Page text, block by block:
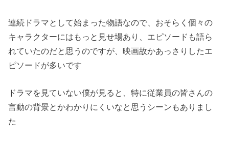
連続ドラマとして始まった物語なので、おそらく個々の
キャラクターにはもっと見せ場あり、エピソードも語ら
れていたのだと思うのですが、映画故かあっさりしたエ
ピソードが多いです
ドラマを見ていない僕が見ると、特に従業員の皆さんの
言動の背景とかわかりにくいなと思うシーンもありまし
た